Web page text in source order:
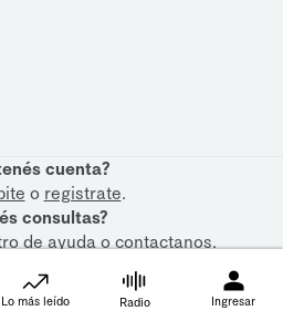
cuenta?
o registrate.
consultas?
de ayudaocontactanos.
Lo más leído Radio Ingresar